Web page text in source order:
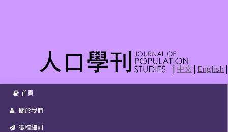
| 中文| English |
首頁
關於我們
徵稿細則